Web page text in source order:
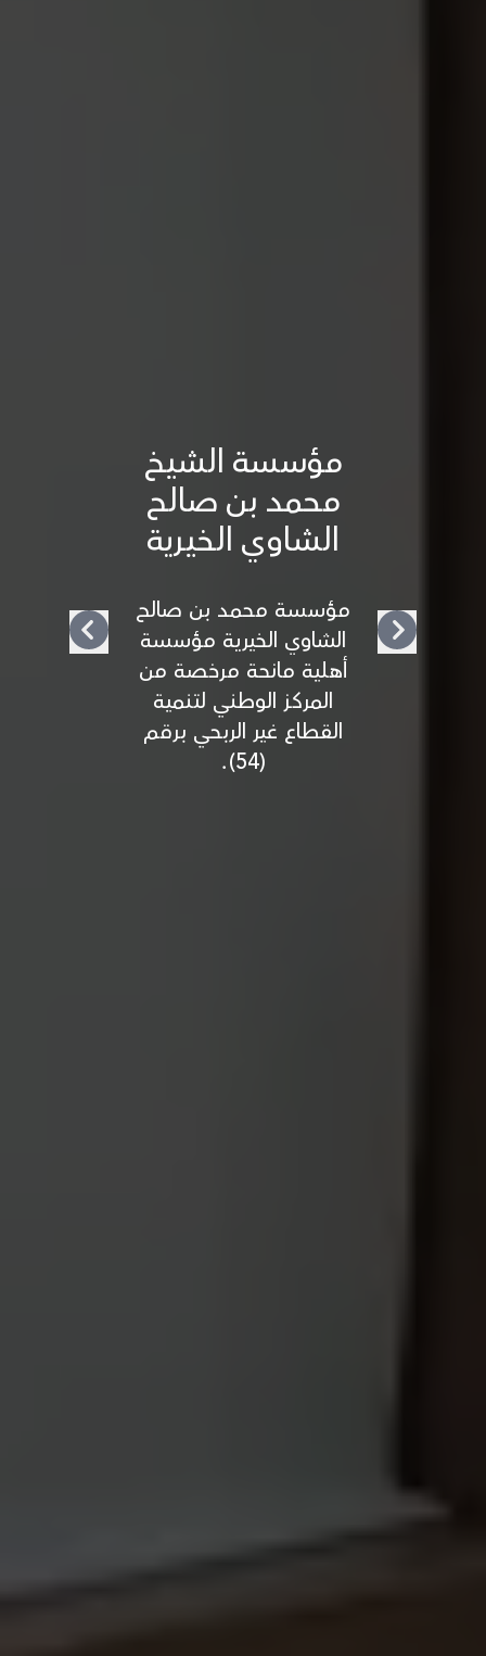
مؤسسة الشيخ
محمد بن صالح
الشاوي الخيرية
مؤسسة محمد بن صالح
الشاوي الخيرية مؤسسة
أهلية مانحة مرخصة من
المركز الوطني لتنمية
القطاع غير الربحي برقم
(54).